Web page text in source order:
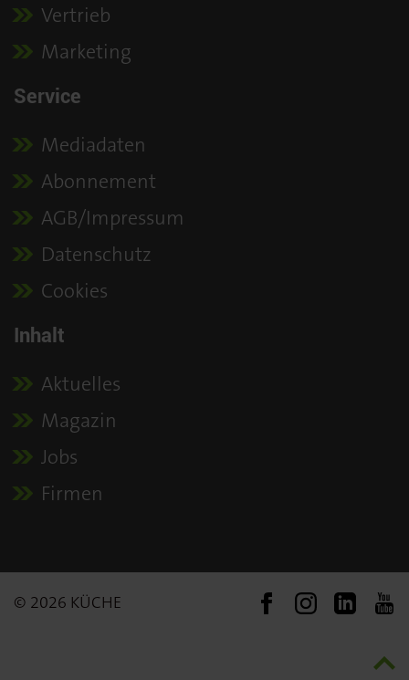
Vertrieb
Marketing
Service
Mediadaten
Abonnement
AGB/Impressum
Datenschutz
Cookies
Inhalt
Aktuelles
Magazin
Jobs
Firmen
© 2026 KÜCHE